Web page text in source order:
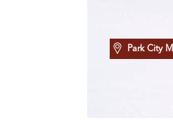
Park City